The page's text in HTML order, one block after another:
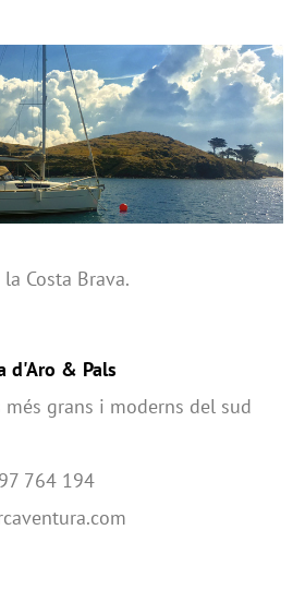
Costa Brava.
d'Aro & Pals
grans i moderns del sud
764 194